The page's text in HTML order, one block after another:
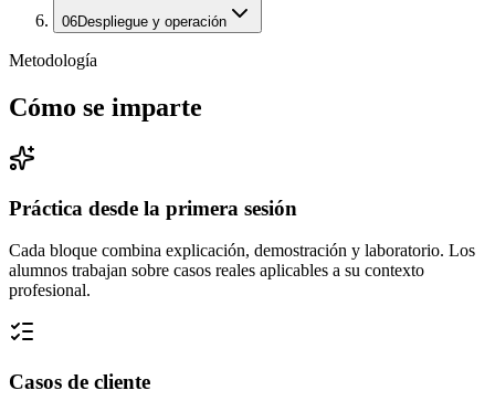
06Despliegue y operación
Metodología
Cómo se imparte
Práctica desde la primera sesión
Cada bloque combina explicación, demostración y laboratorio. Los
alumnos trabajan sobre casos reales aplicables a su contexto
profesional.
Casos de cliente